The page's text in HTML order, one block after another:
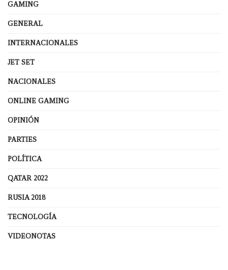
GAMING
GENERAL
INTERNACIONALES
JET SET
NACIONALES
ONLINE GAMING
OPINIÓN
PARTIES
POLÍTICA
QATAR 2022
RUSIA 2018
TECNOLOGÍA
VIDEONOTAS